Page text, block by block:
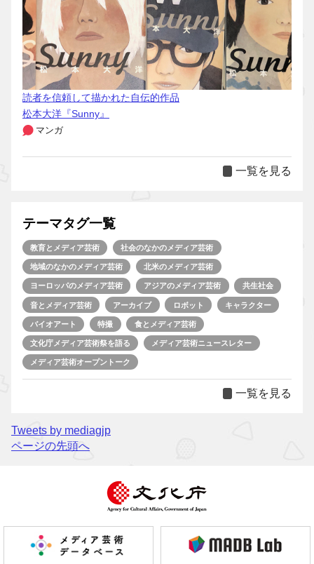
読者を信頼して描かれた自伝的作品
松本大洋『Sunny』
マンガ
一覧を見る
テーマタグ一覧
教育とメディア芸術 社会のなかのメディア芸術
地域のなかのメディア芸術 北米のメディア芸術
ヨーロッパのメディア芸術 アジアのメディア芸術 共生社会
音とメディア芸術 アーカイブ ロボット キャラクター
バイオアート 特撮 食とメディア芸術
文化庁メディア芸術祭を語る メディア芸術ニュースレター
メディア芸術オープントーク
一覧を見る
Tweets by mediagjp
ページの先頭へ